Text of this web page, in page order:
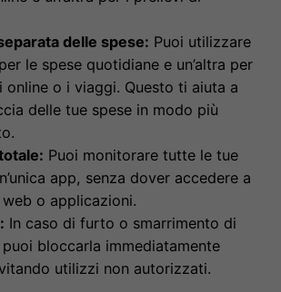
delle spese: Puoi utilizzare
le spese quotidiane e un’altra per
online o i viaggi. Questo ti aiuta a
delle tue spese in modo più
Puoi monitorare tutte le tue
app, senza dover accedere a
o applicazioni.
In caso di furto o smarrimento di
bloccarla immediatamente
utilizzi non autorizzati.